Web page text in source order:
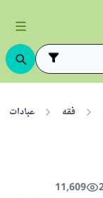
فقه عبادات
11,609